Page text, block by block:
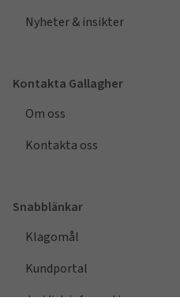
Nyheter & insikter
Kontakta Gallagher
Om oss
Kontakta oss
Snabblänkar
Klagomål
Kundportal
Juridisk information